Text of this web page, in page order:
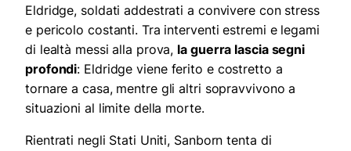
Eldridge, soldati addestrati a convivere con stress
e pericolo costanti. Tra interventi estremi e legami
di lealtà messi alla prova, la guerra lascia segni
profondi: Eldridge viene ferito e costretto a
tornare a casa, mentre gli altri sopravvivono a
situazioni al limite della morte.
Rientrati negli Stati Uniti, Sanborn tenta di